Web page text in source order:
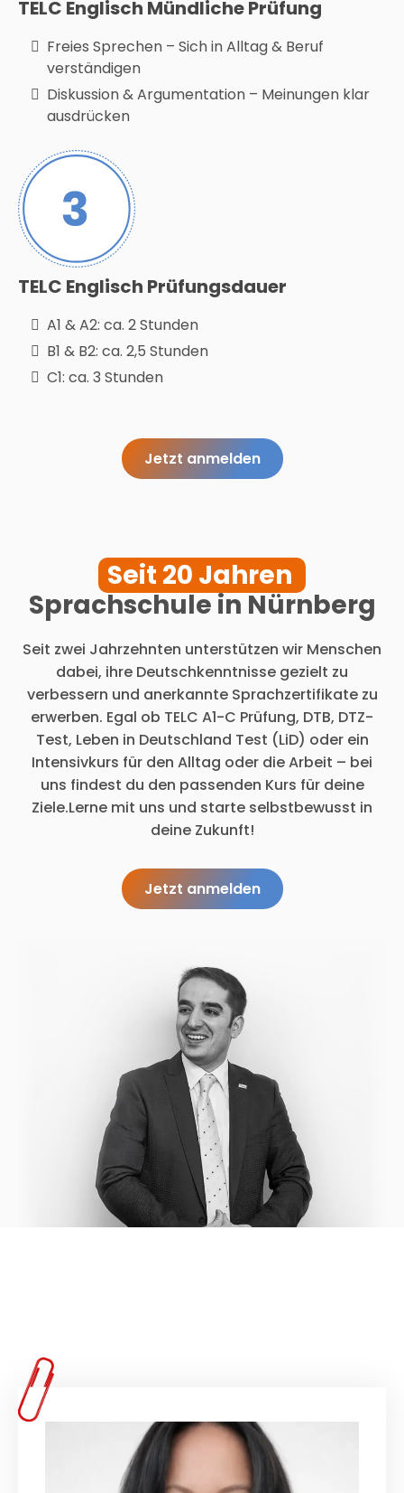
TELC Englisch Mündliche Prüfung
Freies Sprechen – Sich in Alltag & Beruf
verständigen
Diskussion & Argumentation – Meinungen klar
ausdrücken
TELC Englisch Prüfungsdauer
A1 & A2: ca. 2 Stunden
B1 & B2: ca. 2,5 Stunden
C1: ca. 3 Stunden
Jetzt anmelden
Seit 20 Jahren
Sprachschule in Nürnberg
Seit zwei Jahrzehnten unterstützen wir Menschen
dabei, ihre Deutschkenntnisse gezielt zu
verbessern und anerkannte Sprachzertifikate zu
erwerben. Egal ob TELC A1-C Prüfung, DTB, DTZ-
Test, Leben in Deutschland Test (LiD) oder ein
Intensivkurs für den Alltag oder die Arbeit – bei
uns findest du den passenden Kurs für deine
Ziele.Lerne mit uns und starte selbstbewusst in
deine Zukunft!
Jetzt anmelden